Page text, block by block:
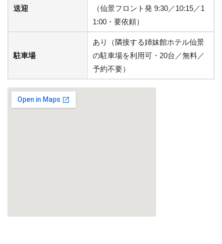
送迎
（仙景フロント発 9:30／10:15／1
1:00・要依頼）
駐車場
あり（隣接する姉妹館ホテル仙景
の駐車場を利用可・20台／無料／
予約不要）